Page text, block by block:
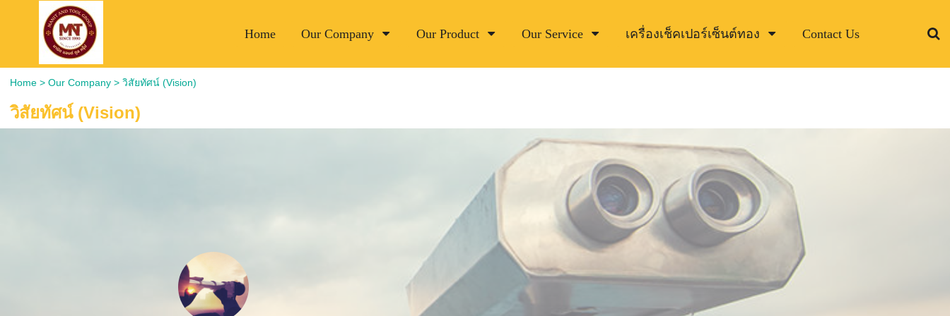
Home Our Company Our Product Our Service เครื่องเช็คเปอร์เซ็นต์ทอง Contact Us
Home> Our Company> วิสัยทัศน์ (Vision)
วิสัยทัศน์ (Vision)